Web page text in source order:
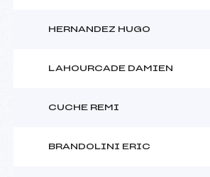
HERNANDEZ HUGO
LAHOURCADE DAMIEN
CUCHE REMI
BRANDOLINI ERIC